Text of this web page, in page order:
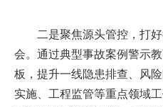
二是聚焦源头管控，打
会。通过典型事故案例警示
板，提升一线隐患排查、风
实施、工程监管等重点领域